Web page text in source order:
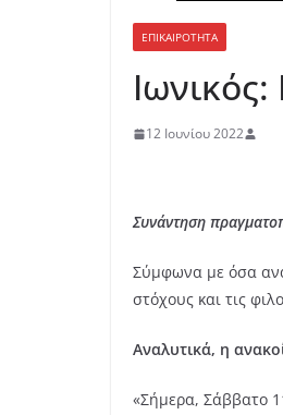
ΕΠΙΚΑΙΡΟΤΗΤΑ
12 Ιουνίου 2022
Συνάντηση
Σύμφωνα με όσα
στόχους και τις
Αναλυτικά, η
«Σήμερα, Σάββατο